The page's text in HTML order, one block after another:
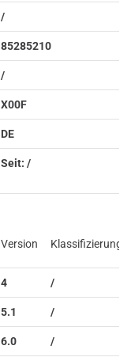
/
85285210
/
X00F
DE
Seit: /
Version Klassifizierung
4 /
5.1 /
6.0 /